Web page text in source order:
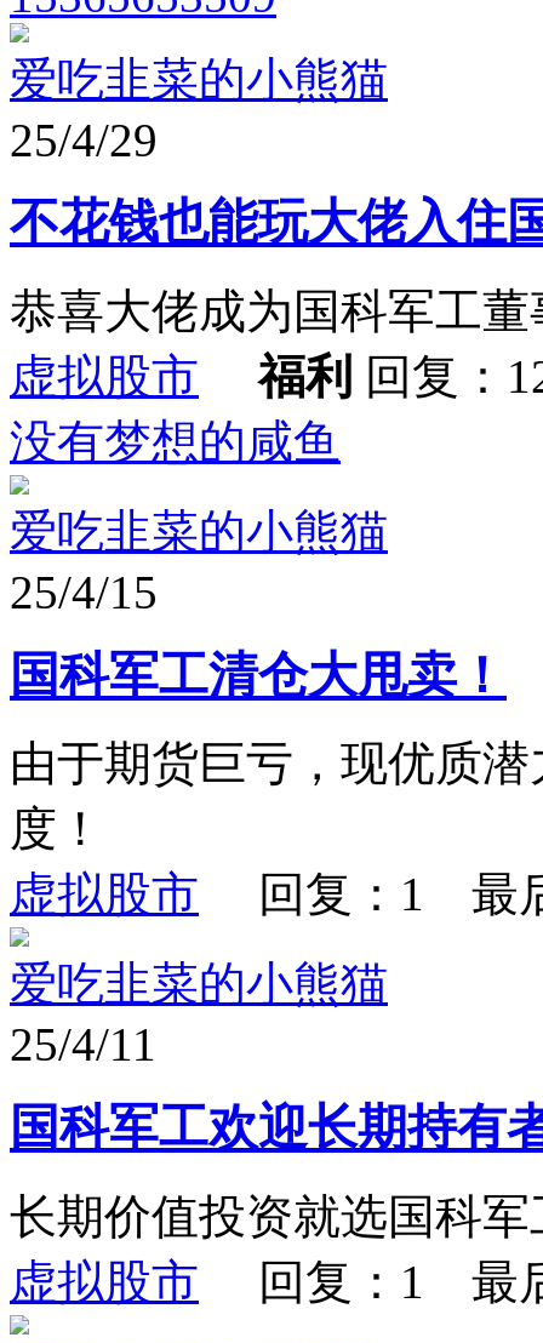
爱吃韭菜的小熊猫
25/4/29
不花钱也能玩大佬入住
恭喜大佬成为国科军工
虚拟股市
福利 回复：
没有梦想的咸鱼
爱吃韭菜的小熊猫
25/4/15
国科军工清仓大甩卖！
由于期货巨亏，现优质
度！
虚拟股市 回复：1 最
爱吃韭菜的小熊猫
25/4/11
国科军工欢迎长期持有
长期价值投资就选国科
虚拟股市 回复：1 最